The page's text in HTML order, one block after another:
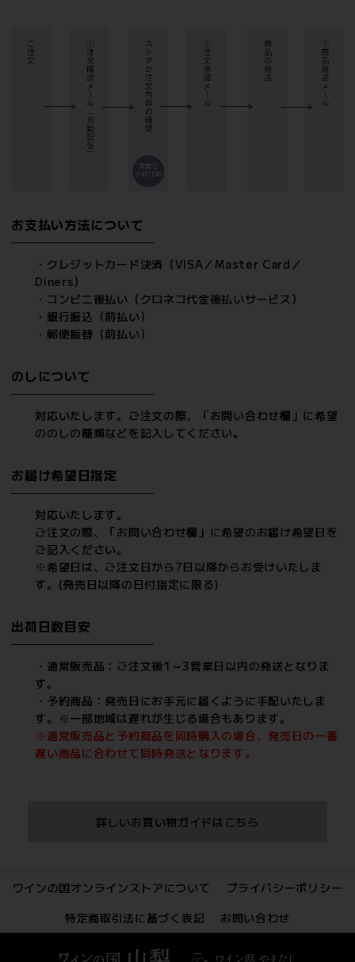
お支払い方法について
・クレジットカード決済（VISA／Master Card／
Diners）
・コンビニ後払い（クロネコ代金後払いサービス）
・銀行振込（前払い）
・郵便振替（前払い）
のしについて
対応いたします。ご注文の際、「お問い合わせ欄」に希望
ののしの種類などを記入してください。
お届け希望日指定
対応いたします。
ご注文の際、「お問い合わせ欄」に希望のお届け希望日を
ご記入ください。
※希望日は、ご注文日から7日以降からお受けいたしま
す。(発売日以降の日付指定に限る)
出荷日数目安
・通常販売品：ご注文後1～3営業日以内の発送となりま
す。
・予約商品：発売日にお手元に届くように手配いたしま
す。※一部地域は遅れが生じる場合もあります。
※通常販売品と予約商品を同時購入の場合、発売日の一番
遅い商品に合わせて同時発送となります。
詳しいお買い物ガイドはこちら
ワインの国オンラインストアについて
プライバシーポリシー
特定商取引法に基づく表記
お問い合わせ